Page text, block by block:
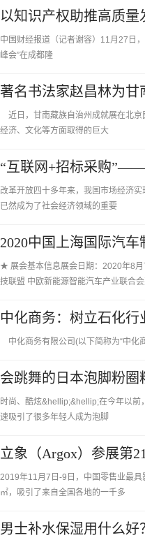
以知识产权助推高质量
中国财经报道（记者谢容）11月27日
峰会”在成都隆
著名书法家赵昌林为甘
近日，甘南藏族自治州成就展在北京
经济、文化等方面取得的巨大
“互联网+招标采购
改革开放四十多年来，我国市场经济
已然成为了社会经济领域的重要
2020中国上海国际汽
★ 展会基本信息展会日期：2020年8
技联盟 中欧新能源智能汽车产业联合
中化商务：树立石化
中化商务有限公司(以下简称为“中化
会跳舞的日本泡脚粉
时尚、酷炫&hellip;&hellip;在今年以前
速吸引了很多年轻人成为泡脚
立象（Argox）参展第
2019年11月7日-9日，中国零售业最
㎡，吸引了来自全国各地的一千多
男士补水保湿用什么